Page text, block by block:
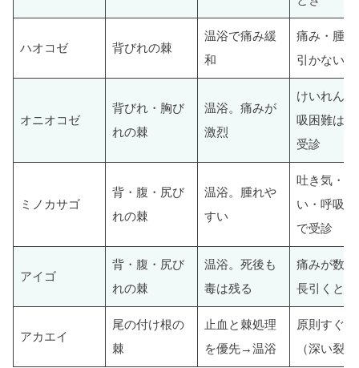
ハオコゼ 背びれの棘
温浴で痛み緩
和
痛み・腫れ
引かないと
オニオコゼ
背びれ・胸び
れの棘
温浴。痛みが
激烈
けいれん・
吸困難は緊
受診
ミノカサゴ
背・腹・尻び
れの棘
温浴。腫れや
すい
吐き気・め
い・呼吸困
で受診
アイゴ
背・腹・尻び
れの棘
温浴。死後も
毒は残る
痛みが数日
長引くとき
アカエイ
尾の付け根の
棘
止血と棘処理
を優先→温浴
原則すぐ受
（深い裂